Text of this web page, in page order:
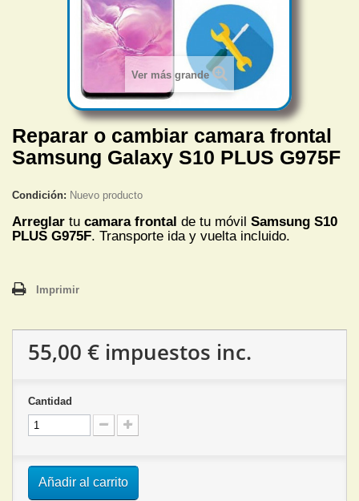
Ver más grande
Reparar o cambiar camara frontal
Samsung Galaxy S10 PLUS G975F
Condición: Nuevo producto
Arreglar tu camara frontal de tu móvil Samsung S10
PLUS G975F. Transporte ida y vuelta incluido.
Imprimir
55,00 € impuestos inc.
Cantidad
Añadir al carrito